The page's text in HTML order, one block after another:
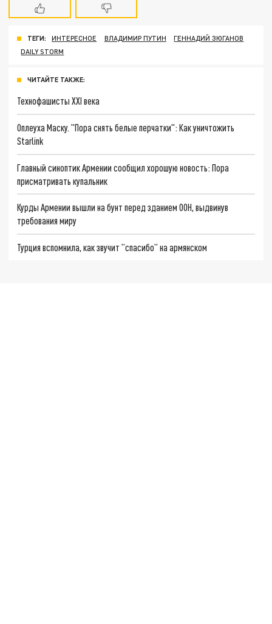
ТЕГИ: ИНТЕРЕСНОЕ ВЛАДИМИР ПУТИН
ГЕННАДИЙ ЗЮГАНОВ
DAILY STORM
ЧИТАЙТЕ ТАКЖЕ:
Технофашисты XXI века
Оплеуха Маску. "Пора снять белые перчатки": Как уничтожить
Starlink
Главный синоптик Армении сообщил хорошую новость: Пора
присматривать купальник
Курды Армении вышли на бунт перед зданием ООН, выдвинув
требования миру
Турция вспомнила, как звучит ”спасибо” на армянском